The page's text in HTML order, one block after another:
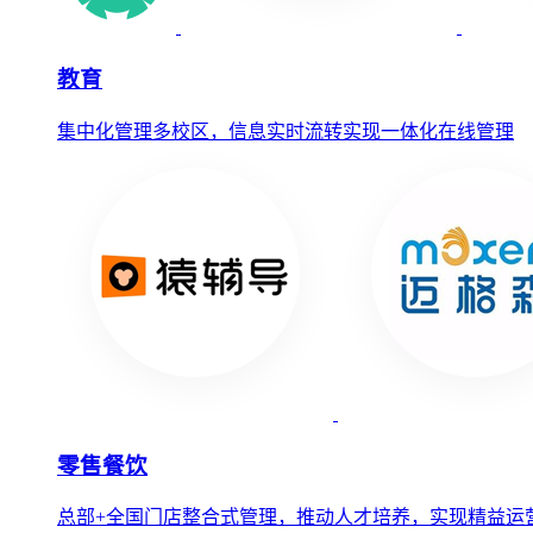
教育
集中化管理多校区，信息实时流转实现一体化在线管理
零售餐饮
总部+全国门店整合式管理，推动人才培养，实现精益运